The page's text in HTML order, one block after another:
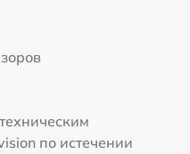
по истечении